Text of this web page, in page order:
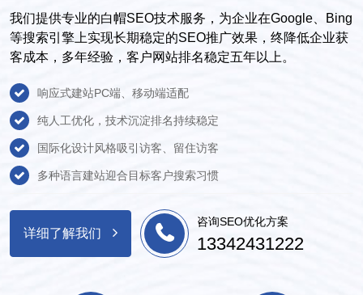
我们提供专业的白帽SEO技术服务，为企业在Google、Bing
等搜索引擎上实现长期稳定的SEO推广效果，终降低企业获
客成本，多年经验，客户网站排名稳定五年以上。
响应式建站PC端、移动端适配
纯人工优化，技术沉淀排名持续稳定
国际化设计风格吸引访客、留住访客
多种语言建站迎合目标客户搜索习惯
详细了解我们
咨询SEO优化方案
13342431222